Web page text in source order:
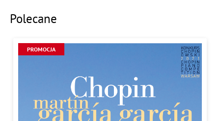
Polecane
PROMOCJA